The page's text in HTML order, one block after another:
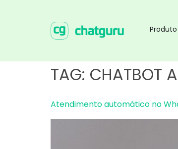
Produto
TAG: CHATBOT
Atendimento automático no